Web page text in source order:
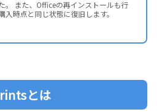
。 また、Officeの再インストールも行
入時点と同じ状態に復旧します。
とは